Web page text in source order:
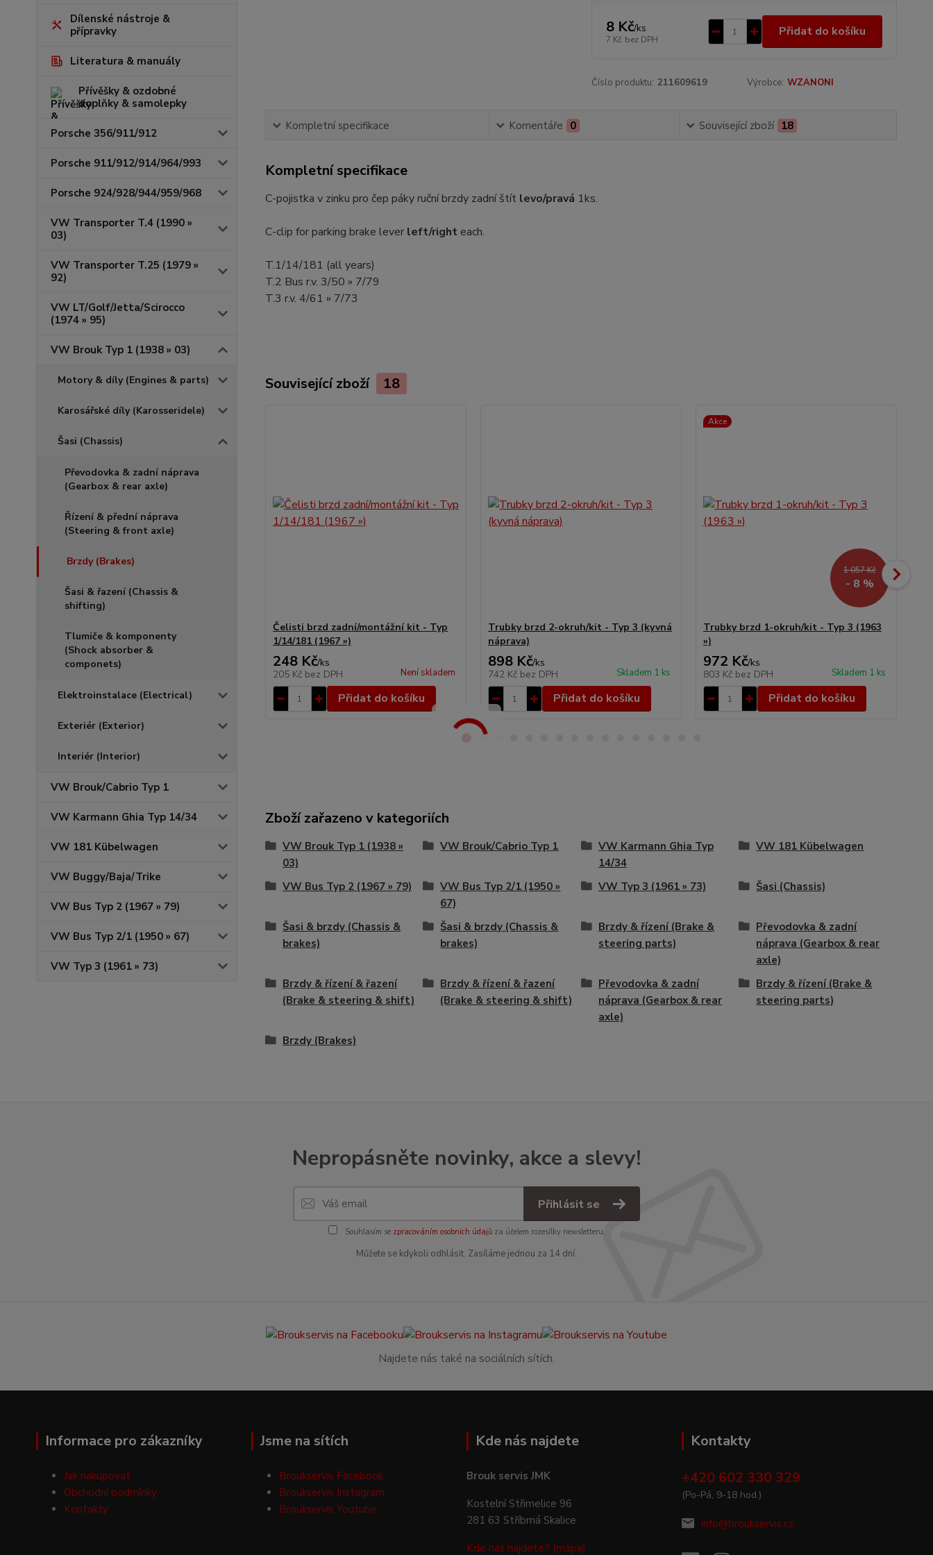
Dílenské nástroje &
přípravky
Literatura & manuály
Přívěšky & ozdobné
doplňky & samolepky
Porsche 356/911/912
Porsche 911/912/914/964/993
Porsche 924/928/944/959/968
VW Transporter T.4 (1990 »
03)
VW Transporter T.25 (1979 »
92)
VW LT/Golf/Jetta/Scirocco
(1974 » 95)
VW Brouk Typ 1 (1938 » 03)
Motory & díly (Engines & parts)
Karosářské díly (Karosseridele)
Šasi (Chassis)
Převodovka & zadní náprava
(Gearbox & rear axle)
Řízení & přední náprava
(Steering & front axle)
Brzdy (Brakes)
Šasi & řazení (Chassis &
shifting)
Tlumiče & komponenty
(Shock absorber &
componets)
Elektroinstalace (Electrical)
Exteriér (Exterior)
Interiér (Interior)
VW Brouk/Cabrio Typ 1
VW Karmann Ghia Typ 14/34
VW 181 Kübelwagen
VW Buggy/Baja/Trike
VW Bus Typ 2 (1967 » 79)
VW Bus Typ 2/1 (1950 » 67)
VW Typ 3 (1961 » 73)
8 Kč/ks
7 Kč bez DPH
Přidat do košíku
Číslo produktu: 211609619 Výrobce: WZANONI
Kompletní specifikace Komentáře 0 Související zboží 18
Kompletní specifikace
C-pojistka v zinku pro čep páky ruční brzdy zadní štít levo/pravá 1ks.
C-clip for parking brake lever left/right each.
T.1/14/181 (all years)
T.2 Bus r.v. 3/50 » 7/79
T.3 r.v. 4/61 » 7/73
Související zboží 18
Čelisti brzd zadní/montážní kit - Typ
1/14/181 (1967 »)
248 Kč/ks
205 Kč bez DPH Není skladem
Přidat do košíku
Trubky brzd 2-okruh/kit - Typ 3 (kyvná
náprava)
898 Kč/ks
742 Kč bez DPH Skladem 1 ks
Přidat do košíku
Akce
1 057 Kč
- 8 %
Trubky brzd 1-okruh/kit - Typ 3 (1963
»)
972 Kč/ks
803 Kč bez DPH Skladem 1 ks
Přidat do košíku
Zboží zařazeno v kategoriích
VW Brouk Typ 1 (1938 »
03)
VW Brouk/Cabrio Typ 1
VW Karmann Ghia Typ
14/34
VW 181 Kübelwagen
VW Bus Typ 2 (1967 » 79)
VW Bus Typ 2/1 (1950 »
67)
VW Typ 3 (1961 » 73) Šasi (Chassis)
Šasi & brzdy (Chassis &
brakes)
Šasi & brzdy (Chassis &
brakes)
Brzdy & řízení (Brake &
steering parts)
Převodovka & zadní
náprava (Gearbox & rear
axle)
Brzdy & řízení & řazení
(Brake & steering & shift)
Brzdy & řízení & řazení
(Brake & steering & shift)
Převodovka & zadní
náprava (Gearbox & rear
axle)
Brzdy & řízení (Brake &
steering parts)
Brzdy (Brakes)
Nepropásněte novinky, akce a slevy!
Přihlásit se
Souhlasím se zpracováním osobních údajůza účelem rozesílky newsletteru.
Můžete se kdykoli odhlásit. Zasíláme jednou za 14 dní.
Najdete nás také na sociálních sítích.
Informace pro zákazníky
Jak nakupovat
Obchodní podmínky
Kontakty
Jsme na sítích
Broukservis Facebook
Broukservis Instagram
Broukservis Youtube
Kde nás najdete
Brouk servis JMK
Kostelní Střimelice 96
281 63 Stříbrná Skalice
Kde nás najdete? (mapa)
Kontakty
+420 602 330 329
(Po-Pá, 9-18 hod.)
info@broukservis.cz